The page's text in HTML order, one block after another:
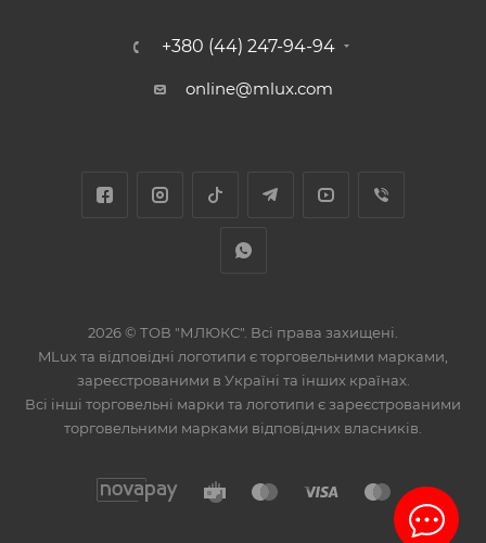
+380 (44) 247-94-94
online@mlux.com
2026 © ТОВ "МЛЮКС". Всі права захищені.
MLux та відповідні логотипи є торговельними марками,
зареєстрованими в Україні та інших країнах.
Всі інші торговельні марки та логотипи є зареєстрованими
торговельними марками відповідних власників.